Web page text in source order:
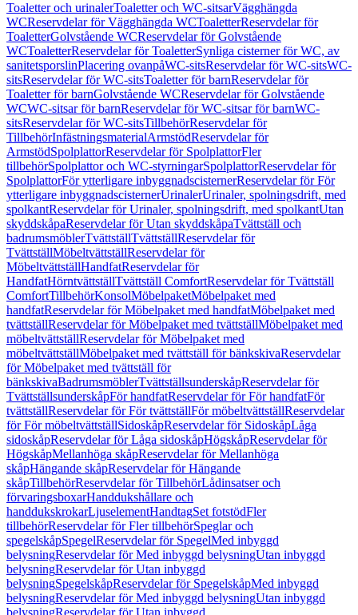
Toaletter och urinalerToaletter och WC-sitsarVägghängda
WCReservdelar för Vägghängda WCToaletterReservdelar för
ToaletterGolvstående WCReservdelar för Golvstående
WCToaletterReservdelar för ToaletterSynliga cisterner för WC, av
sanitetsporslinPlacering ovanpåWC-sitsReservdelar för WC-sitsWC-
sitsReservdelar för WC-sitsToaletter för barnReservdelar för
Toaletter för barnGolvstående WCReservdelar för Golvstående
WCWC-sitsar för barnReservdelar för WC-sitsar för barnWC-
sitsReservdelar för WC-sitsTillbehörReservdelar för
TillbehörInfästningsmaterialArmstödReservdelar för
ArmstödSpolplattorReservdelar för SpolplattorFler
tillbehörSpolplattor och WC-styrningarSpolplattorReservdelar för
SpolplattorFör ytterligare inbyggnadscisternerReservdelar för För
ytterligare inbyggnadscisternerUrinalerUrinaler, spolningsdrift, med
spolkantReservdelar för Urinaler, spolningsdrift, med spolkantUtan
skyddskåpaReservdelar för Utan skyddskåpaTvättställ och
badrumsmöblerTvättställTvättställReservdelar för
TvättställMöbeltvättställReservdelar för
MöbeltvättställHandfatReservdelar för
HandfatHörntvättställTvättställ ComfortReservdelar för Tvättställ
ComfortTillbehörKonsolMöbelpaketMöbelpaket med
handfatReservdelar för Möbelpaket med handfatMöbelpaket med
tvättställReservdelar för Möbelpaket med tvättställMöbelpaket med
möbeltvättställReservdelar för Möbelpaket med
möbeltvättställMöbelpaket med tvättställ för bänkskivaReservdelar
för Möbelpaket med tvättställ för
bänkskivaBadrumsmöblerTvättställsunderskåpReservdelar för
TvättställsunderskåpFör handfatReservdelar för För handfatFör
tvättställReservdelar för För tvättställFör möbeltvättställReservdelar
för För möbeltvättställSidoskåpReservdelar för SidoskåpLåga
sidoskåpReservdelar för Låga sidoskåpHögskåpReservdelar för
HögskåpMellanhöga skåpReservdelar för Mellanhöga
skåpHängande skåpReservdelar för Hängande
skåpTillbehörReservdelar för TillbehörLådinsatser och
förvaringsboxarHanddukshållare och
handdukskrokarLjuselementHandtagSet fotstödFler
tillbehörReservdelar för Fler tillbehörSpeglar och
spegelskåpSpegelReservdelar för SpegelMed inbyggd
belysningReservdelar för Med inbyggd belysningUtan inbyggd
belysningReservdelar för Utan inbyggd
belysningSpegelskåpReservdelar för SpegelskåpMed inbyggd
belysningReservdelar för Med inbyggd belysningUtan inbyggd
belysningReservdelar för Utan inbyggd